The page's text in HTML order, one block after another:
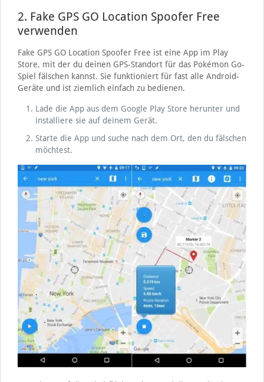
2. Fake GPS GO Location Spoofer Free
verwenden
Fake GPS GO Location Spoofer Free ist eine App im Play
Store, mit der du deinen GPS-Standort für das Pokémon Go-
Spiel fälschen kannst. Sie funktioniert für fast alle Android-
Geräte und ist ziemlich einfach zu bedienen.
Lade die App aus dem Google Play Store herunter und
installiere sie auf deinem Gerät.
Starte die App und suche nach dem Ort, den du fälschen
möchtest.